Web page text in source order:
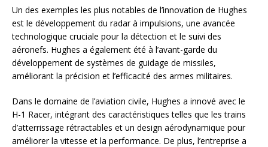
Un des exemples les plus notables de l’innovation de Hughes
est le développement du radar à impulsions, une avancée
technologique cruciale pour la détection et le suivi des
aéronefs. Hughes a également été à l’avant-garde du
développement de systèmes de guidage de missiles,
améliorant la précision et l’efficacité des armes militaires.
Dans le domaine de l’aviation civile, Hughes a innové avec le
H-1 Racer, intégrant des caractéristiques telles que les trains
d’atterrissage rétractables et un design aérodynamique pour
améliorer la vitesse et la performance. De plus, l’entreprise a